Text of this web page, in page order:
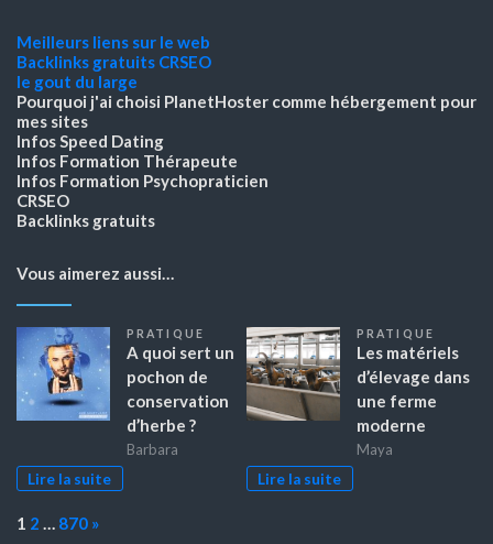
Meilleurs liens sur le web
Backlinks gratuits CRSEO
le gout du large
Pourquoi j'ai choisi PlanetHoster comme hébergement pour
mes sites
Infos Speed Dating
Infos Formation Thérapeute
Infos Formation Psychopraticien
CRSEO
Backlinks gratuits
Vous aimerez aussi…
PRATIQUE
A quoi sert un
pochon de
conservation
d’herbe ?
Barbara
Lire la suite
PRATIQUE
Les matériels
d’élevage dans
une ferme
moderne
Maya
Lire la suite
Page:
1 2 … 870 Next
»